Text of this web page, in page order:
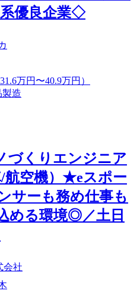
優良企業◇
万円〜40.9万円）
製造
づくりエンジニア
/航空機）★eスポー
サーも務め仕事も
める環境◎／土日
会社